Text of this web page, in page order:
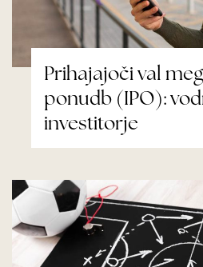
Prihajajoči val
ponudb (IPO):
investitorje